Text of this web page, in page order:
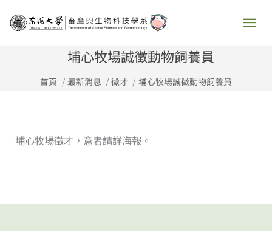
主
埔心牧場誠徵動物飼養員
首頁 最新消息 徵才 埔心牧場誠徵動物飼養員
埔心牧場徵才，意者請詳海報。